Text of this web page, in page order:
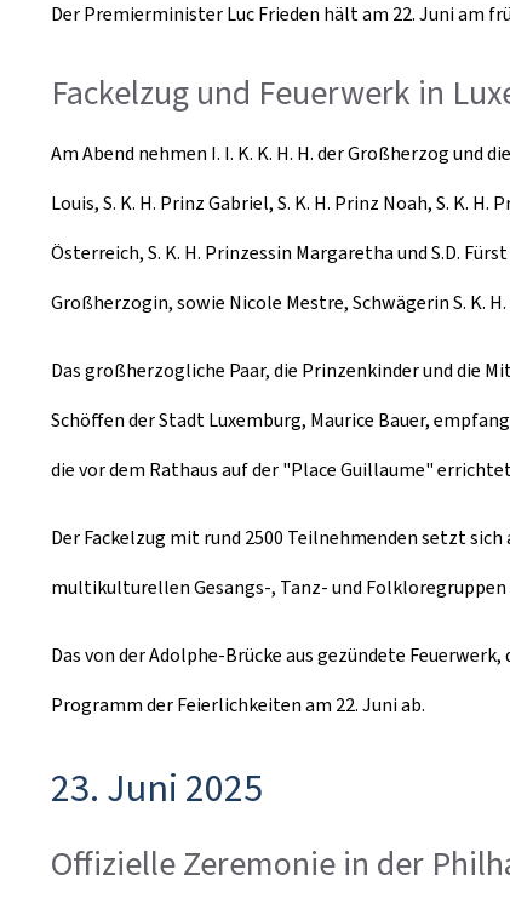
Der Premierminister Luc Frieden hält am 22. Juni am
Fackelzug und Feuerwerk in
Am Abend nehmen I. I. K. K. H. H. der Großherzog und
Louis, S. K. H. Prinz Gabriel, S. K. H. Prinz Noah, S. K.
Österreich, S. K. H. Prinzessin Margaretha und S.D.
Großherzogin, sowie Nicole Mestre, Schwägerin S. K.
Das großherzogliche Paar, die Prinzenkinder und die
Schöffen der Stadt Luxemburg, Maurice Bauer,
die vor dem Rathaus auf der "Place Guillaume"
Der Fackelzug mit rund 2500 Teilnehmenden setzt
multikulturellen Gesangs-, Tanz- und Folkloregruppen
Das von der Adolphe-Brücke aus gezündete
Programm der Feierlichkeiten am 22. Juni ab.
23. Juni 2025
Offizielle Zeremonie in der